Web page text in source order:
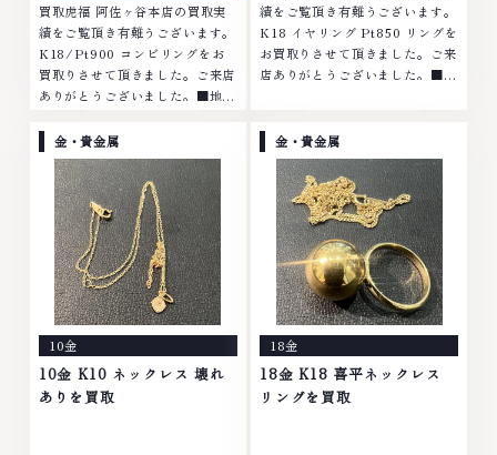
買取虎福 阿佐ヶ谷本店の買取実
績をご覧頂き有難うございます。
K18/Pt900 コンビリングをお
買取りさせて頂きました。ご来店
ありがとうございました。■地域
ヤモンド ブランド品 ブランド衣
類 お酒買取りのことなら、お任
せくださいなかでも金・プラチナ
等のアクセサリー・貴金属・宝
石・ダイヤモンド・ジュエリーや
ブランド品・時計等は特に自信を
持って、高額査定を実現しており
ます。 古くて使わなくなってし
まったアクセサリー、動かなくな
ってしまった腕時計、多くのお品
物の高価買取りを実現しており、
他店ではお値段の付かなかったお
品物でも、一点一点丁寧に無料で
績をご覧頂き有難うございます。
K18 イヤリング Pt850 リングを
お買取りさせて頂きました。ご来
店ありがとうございました。■地
衣類 お酒買取りのことなら、お
任せくださいなかでも金・プラチ
ナ等のアクセサリー・貴金属・宝
石・ダイヤモンド・ジュエリーや
ブランド品・時計等は特に自信を
持って、高額査定を実現しており
ます。 古くて使わなくなってし
まったアクセサリー、動かなくな
ってしまった腕時計、多くのお品
物の高価買取りを実現しており、
他店ではお値段の付かなかったお
品物でも、一点一点丁寧に無料で
査定します。お気軽にご連絡くだ
金・貴金属
10金
10金 K10 ネックレス 壊れ
ありを買取
金・貴金属
18金
18金 K18 喜平ネックレス
リングを買取